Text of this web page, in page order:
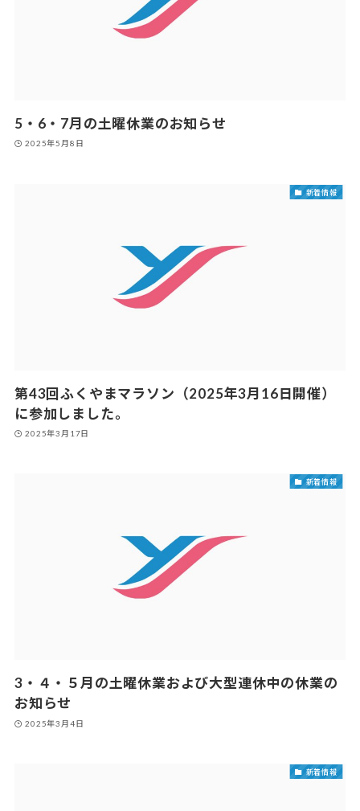
5・6・7月の土曜休業のお知らせ
2025年5月8日
新着情報
第43回ふくやまマラソン（2025年3月16日開催）
に参加しました。
2025年3月17日
新着情報
3・４・５月の土曜休業および大型連休中の休業の
お知らせ
2025年3月4日
新着情報